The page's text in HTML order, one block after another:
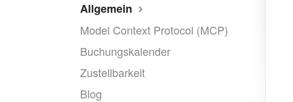
Allgemein
Model Context Protocol (MCP)
Buchungskalender
Zustellbarkeit
Blog